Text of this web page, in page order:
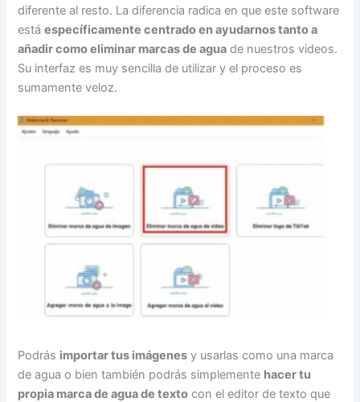
diferente al resto. La diferencia radica en que este software
estáespecíficamente centrado en ayudarnos tanto a
añadir como eliminar marcas de agua de nuestros videos.
Su interfaz es muy sencilla de utilizar y el proceso es
sumamente veloz.
Podrás importar tus imágenes y usarlas como una marca
de agua o bien también podrás simplemente hacer tu
propia marca de agua de texto con el editor de texto que